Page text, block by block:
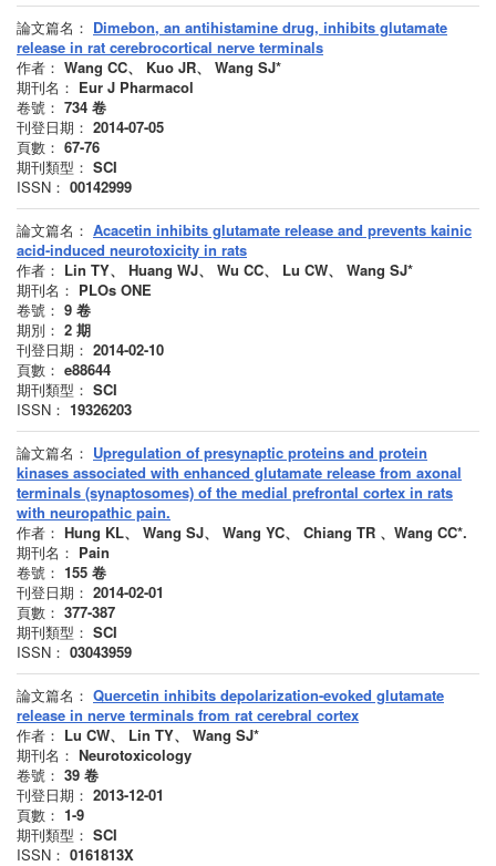
論文篇名： Dimebon, an antihistamine drug, inhibits glutamate
release in rat cerebrocortical nerve terminals
作者： Wang CC、 Kuo JR、 Wang SJ*
期刊名： Eur J Pharmacol
卷號： 734 卷
刊登日期： 2014-07-05
頁數： 67-76
期刊類型： SCI
ISSN： 00142999
論文篇名： Acacetin inhibits glutamate release and prevents kainic
acid-induced neurotoxicity in rats
作者： Lin TY、 Huang WJ、 Wu CC、 Lu CW、 Wang SJ*
期刊名： PLOs ONE
卷號： 9 卷
期別： 2 期
刊登日期： 2014-02-10
頁數： e88644
期刊類型： SCI
ISSN： 19326203
論文篇名： Upregulation of presynaptic proteins and protein
kinases associated with enhanced glutamate release from axonal
terminals (synaptosomes) of the medial prefrontal cortex in rats
with neuropathic pain.
作者： Hung KL、 Wang SJ、 Wang YC、 Chiang TR 、Wang CC*.
期刊名： Pain
卷號： 155 卷
刊登日期： 2014-02-01
頁數： 377-387
期刊類型： SCI
ISSN： 03043959
論文篇名： Quercetin inhibits depolarization-evoked glutamate
release in nerve terminals from rat cerebral cortex
作者： Lu CW、 Lin TY、 Wang SJ*
期刊名： Neurotoxicology
卷號： 39 卷
刊登日期： 2013-12-01
頁數： 1-9
期刊類型： SCI
ISSN： 0161813X